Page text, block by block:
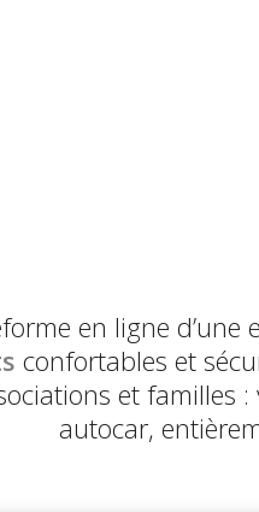
en ligne d’une
confortables et
et familles
autocar,